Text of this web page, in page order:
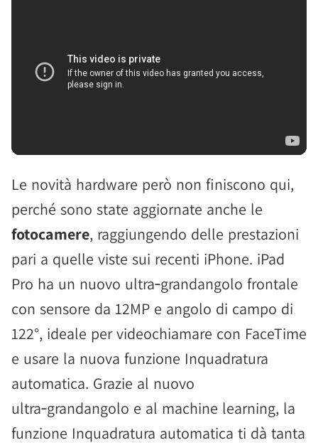
Le novità hardware però non finiscono qui,
perché sono state aggiornate anche le
fotocamere, raggiungendo delle prestazioni
pari a quelle viste sui recenti iPhone. iPad
Pro ha un nuovo ultra‑grandangolo frontale
con sensore da 12MP e angolo di campo di
122°, ideale per videochiamare con FaceTime
e usare la nuova funzione Inquadratura
automatica. Grazie al nuovo
ultra‑grandangolo e al machine learning, la
funzione Inquadratura automatica ti dà tanta